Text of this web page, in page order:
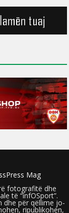
Mag
fotografitë dhe
të “infOSport”.
dhe për qëllime jo-
ripublikohen,